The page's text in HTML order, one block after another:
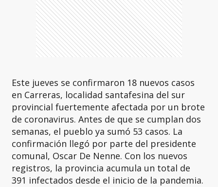
Este jueves se confirmaron 18 nuevos casos
en Carreras, localidad santafesina del sur
provincial fuertemente afectada por un brote
de coronavirus. Antes de que se cumplan dos
semanas, el pueblo ya sumó 53 casos. La
confirmación llegó por parte del presidente
comunal, Oscar De Nenne. Con los nuevos
registros, la provincia acumula un total de
391 infectados desde el inicio de la pandemia.